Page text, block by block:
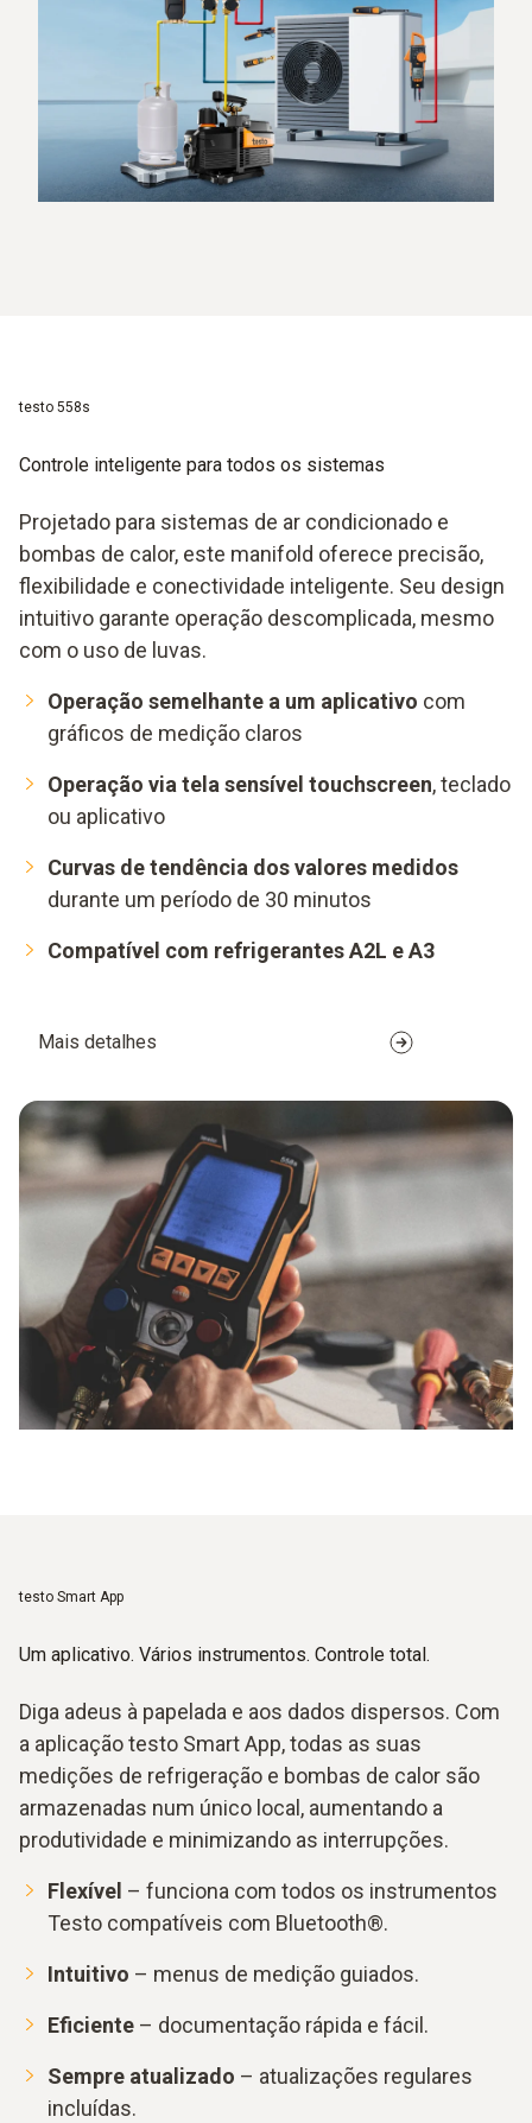
testo 558s
Controle inteligente para todos os sistemas
Projetado para sistemas de ar condicionado e
bombas de calor, este manifold oferece precisão,
flexibilidade e conectividade inteligente. Seu design
intuitivo garante operação descomplicada, mesmo
com o uso de luvas.
Operação semelhante a um aplicativo com
gráficos de medição claros
Operação via tela sensível touchscreen, teclado
ou aplicativo
Curvas de tendência dos valores medidos
durante um período de 30 minutos
Compatível com refrigerantes A2L e A3
Mais detalhes
testo Smart App
Um aplicativo. Vários instrumentos. Controle total.
Diga adeus à papelada e aos dados dispersos. Com
a aplicação testo Smart App, todas as suas
medições de refrigeração e bombas de calor são
armazenadas num único local, aumentando a
produtividade e minimizando as interrupções.
Flexível – funciona com todos os instrumentos
Testo compatíveis com Bluetooth®.
Intuitivo – menus de medição guiados.
Eficiente – documentação rápida e fácil.
Sempre atualizado – atualizações regulares
incluídas.